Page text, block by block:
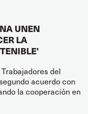
UNEN
LA
del
acuerdo con
la cooperación en